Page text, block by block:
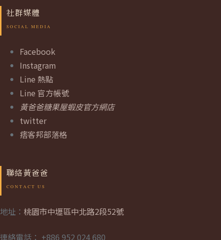
社群媒體
Facebook
Instagram
Line 熱點
Line 官方帳號
黃爸爸糖果屋蝦皮官方網店
twitter
痞客邦部落格
聯絡黃爸爸
地址： 桃園市中壢區中北路2段52號
連絡電話： +886 952 024 680